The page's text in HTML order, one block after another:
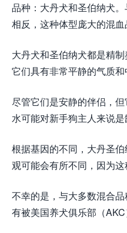
品种：大丹犬和圣伯纳犬
相反，这种体型庞大的混血
大丹犬和圣伯纳犬都是精
它们具有非常平静的气质和
尽管它们是安静的伴侣，
水可能对新手狗主人来说是
根据基因的不同，大丹圣
观可能会有所不同，因为这
不幸的是，与大多数混合
有被美国养犬俱乐部（AKC